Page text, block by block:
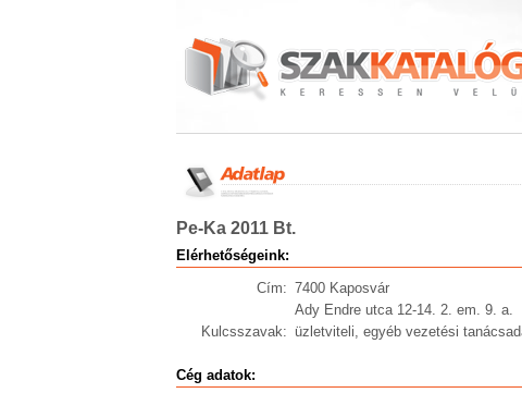
Pe-Ka 2011 Bt.
Elérhetőségeink:
Cím: 7400 Kaposvár
Ady Endre utca 12-14. 2. em. 9. a.
Kulcsszavak: üzletviteli, egyéb vezetési
Cég adatok: